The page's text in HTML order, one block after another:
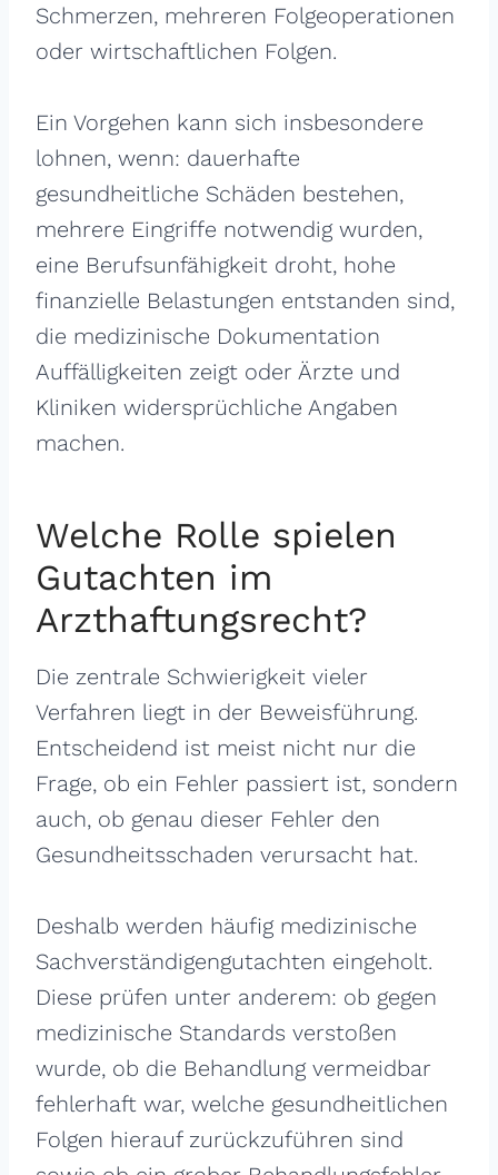
Schmerzen, mehreren Folgeoperationen
oder wirtschaftlichen Folgen.
Ein Vorgehen kann sich insbesondere
lohnen, wenn: dauerhafte
gesundheitliche Schäden bestehen,
mehrere Eingriffe notwendig wurden,
eine Berufsunfähigkeit droht, hohe
finanzielle Belastungen entstanden sind,
die medizinische Dokumentation
Auffälligkeiten zeigt oder Ärzte und
Kliniken widersprüchliche Angaben
machen.
Welche Rolle spielen
Gutachten im
Arzthaftungsrecht?
Die zentrale Schwierigkeit vieler
Verfahren liegt in der Beweisführung.
Entscheidend ist meist nicht nur die
Frage, ob ein Fehler passiert ist, sondern
auch, ob genau dieser Fehler den
Gesundheitsschaden verursacht hat.
Deshalb werden häufig medizinische
Sachverständigengutachten eingeholt.
Diese prüfen unter anderem: ob gegen
medizinische Standards verstoßen
wurde, ob die Behandlung vermeidbar
fehlerhaft war, welche gesundheitlichen
Folgen hierauf zurückzuführen sind